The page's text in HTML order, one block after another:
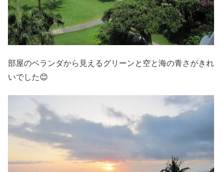
部屋のベランダから見えるグリーンと空と海の青さがきれ
いでした😊